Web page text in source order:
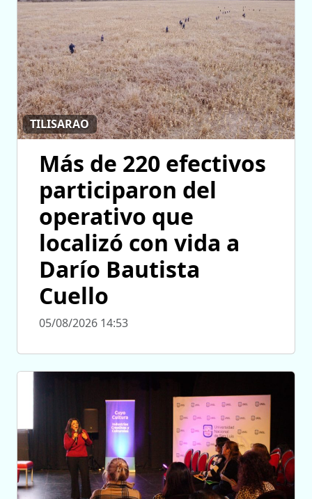
TILISARAO
Más de 220 efectivos
participaron del
operativo que
localizó con vida a
Darío Bautista
Cuello
05/08/2026 14:53